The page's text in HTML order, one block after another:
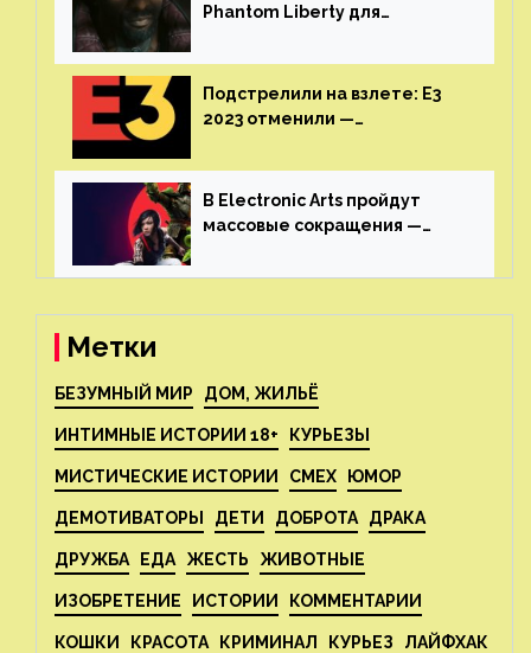
Phantom Liberty для
июне
Подстрелили на взлете: E3
2023 отменили —
выставка не вернется
В Electronic Arts пройдут
массовые сокращения —
реструктуризацию
Метки
БЕЗУМНЫЙ МИР ДОМ, ЖИЛЬЁ
ИНТИМНЫЕ ИСТОРИИ 18+ КУРЬЕЗЫ
МИСТИЧЕСКИЕ ИСТОРИИ СМЕХ ЮМОР
ДЕМОТИВАТОРЫ ДЕТИ ДОБРОТА ДРАКА
ДРУЖБА ЕДА ЖЕСТЬ ЖИВОТНЫЕ
ИЗОБРЕТЕНИЕ ИСТОРИИ КОММЕНТАРИИ
КОШКИ КРАСОТА КРИМИНАЛ КУРЬЕЗ ЛАЙФХАК